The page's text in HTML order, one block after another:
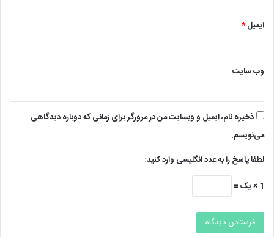
ایمیل*
وب‌ سایت
ذخیره نام، ایمیل و وبسایت من در مرورگر برای زمانی که دوباره دیدگاهی
می‌نویسم.
لطفا پاسخ را به عدد انگلیسی وارد کنید:
1 × یک =